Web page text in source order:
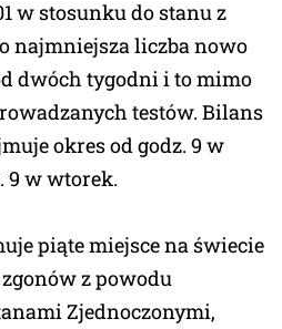
w stosunku do stanu z
najmniejsza liczba nowo
dwóch tygodni i to mimo
testów. Bilans
okres od godz. 9 w
9 w wtorek.
piąte miejsce na świecie
z powodu
Zjednoczonymi,